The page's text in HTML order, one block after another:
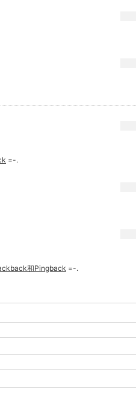
=-.
和Pingback =-.